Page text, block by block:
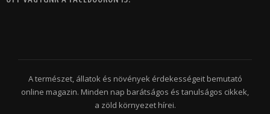
A természet, állatok és növények érdekességeit bemutató
online magazin. Minden nap barátságos és tanulságos cikkek,
a zöld környezet hírei.